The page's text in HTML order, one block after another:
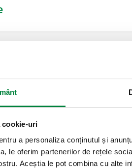
cookie-uri
a personaliza conținutul și
le oferim partenerilor de rețele
Aceștia le pot combina cu alte